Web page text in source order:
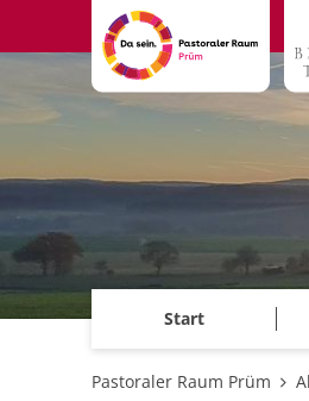
Zum Inhalt springen
Start
Pastoraler Raum Prüm